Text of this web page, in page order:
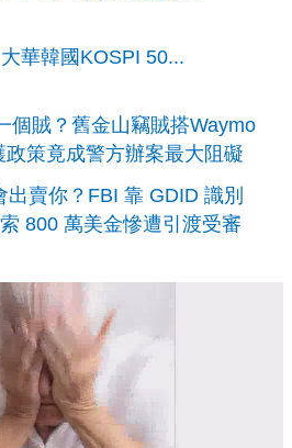
華韓國KOSPI 50...
個賊？舊金山竊賊搭Waymo
策竟成警方辦案最大阻礙
出賣你？FBI 靠 GDID 識別
800 萬美金慘遭引渡受審